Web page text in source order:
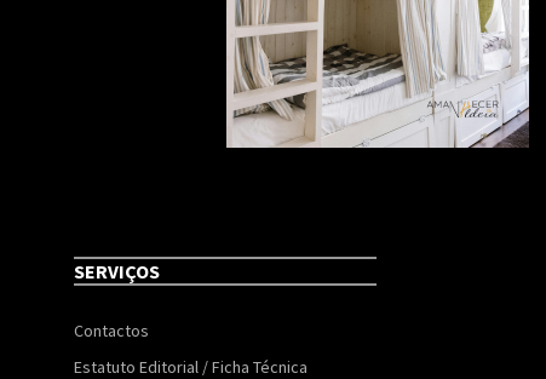
SERVIÇOS
Contactos
Estatuto Editorial / Ficha Técnica